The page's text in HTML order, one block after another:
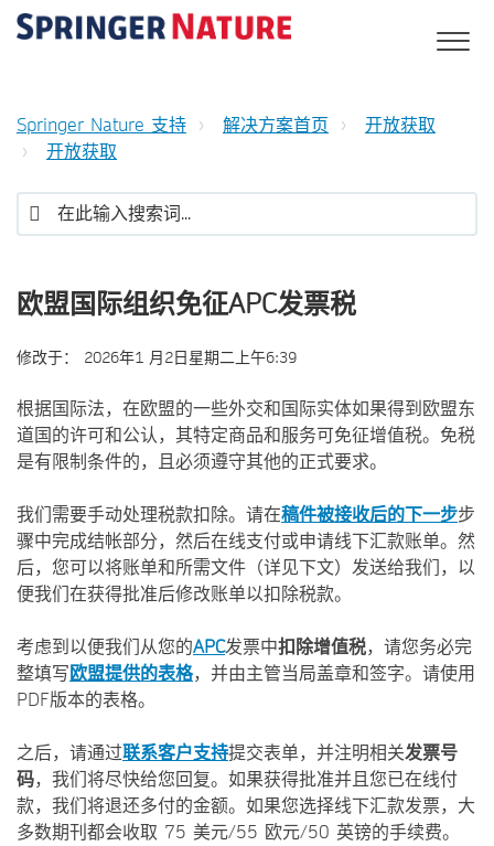
Springer Nature 支持 解决方案首页
开放获取
开放获取
欧盟国际组织免征APC发票税
修改于： 2026年1 月2日星期二上午6:39
根据国际法，在欧盟的一些外交和国际实体如果得到欧盟东
道国的许可和公认，其特定商品和服务可免征增值税。免税
是有限制条件的，且必须遵守其他的正式要求。
我们需要手动处理税款扣除。请在稿件被接收后的下一步步
骤中完成结帐部分，然后在线支付或申请线下汇款账单。然
后，您可以将账单和所需文件（详见下文）发送给我们，以
便我们在获得批准后修改账单以扣除税款。
考虑到以便我们从您的APC发票中扣除增值税，请您务必完
整填写欧盟提供的表格，并由主管当局盖章和签字。请使用
PDF版本的表格。
之后，请通过联系客户支持提交表单，并注明相关发票号
码，我们将尽快给您回复。如果获得批准并且您已在线付
款，我们将退还多付的金额。如果您选择线下汇款发票，大
多数期刊都会收取 75 美元/55 欧元/50 英镑的手续费。